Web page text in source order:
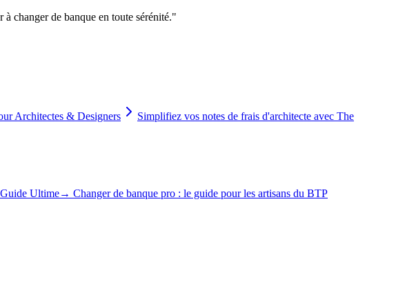
changer de banque en toute sérénité."
Architectes & Designers
Simplifiez vos notes de frais d'architecte avec The
Ultime→ Changer de banque pro : le guide pour les artisans du BTP